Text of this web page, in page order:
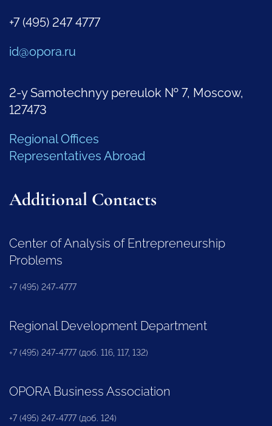
+7 (495) 247 4777
id@opora.ru
2-y Samotechnyy pereulok № 7, Moscow,
127473
Regional Offices
Representatives Abroad
Additional Contacts
Center of Analysis of Entrepreneurship
Problems
+7 (495) 247-4777
Regional Development Department
+7 (495) 247-4777 (доб. 116, 117, 132)
OPORA Business Association
+7 (495) 247-4777 (доб. 124)